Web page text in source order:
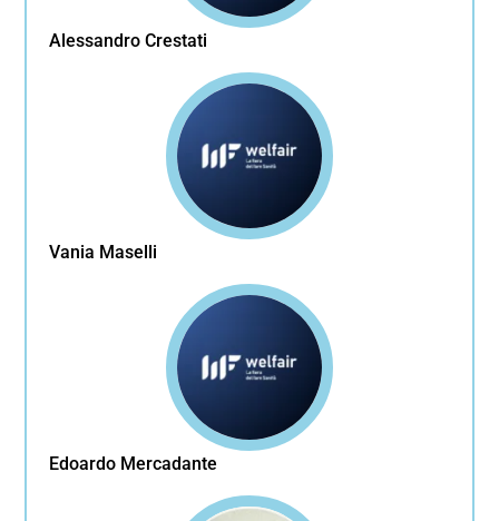
Alessandro Crestati
Vania Maselli
Edoardo Mercadante